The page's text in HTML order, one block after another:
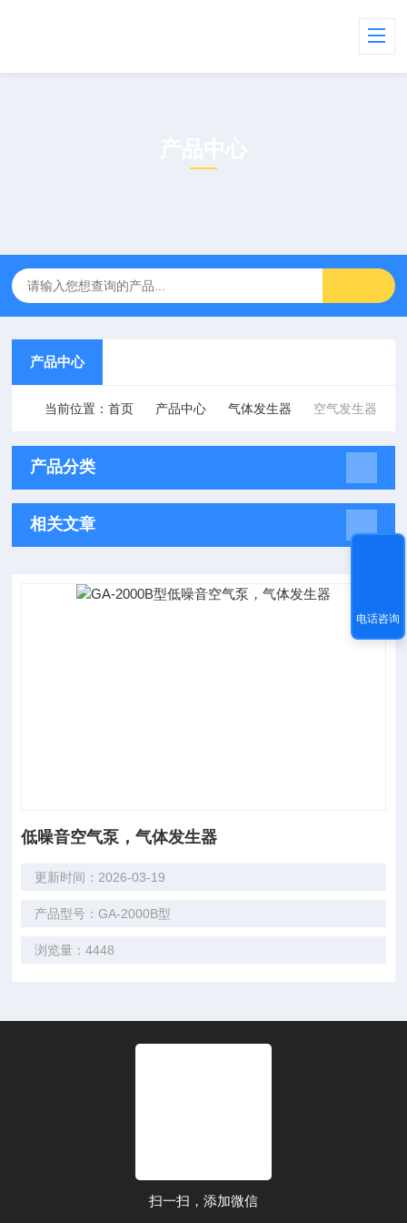
产品中心
当前位置：首页 产品中心 气体发生器 空气发生器
产品分类
相关文章
低噪音空气泵，气体发生器
更新时间：2026-03-19
产品型号：GA-2000B型
浏览量：4448
扫一扫，添加微信
电话咨询